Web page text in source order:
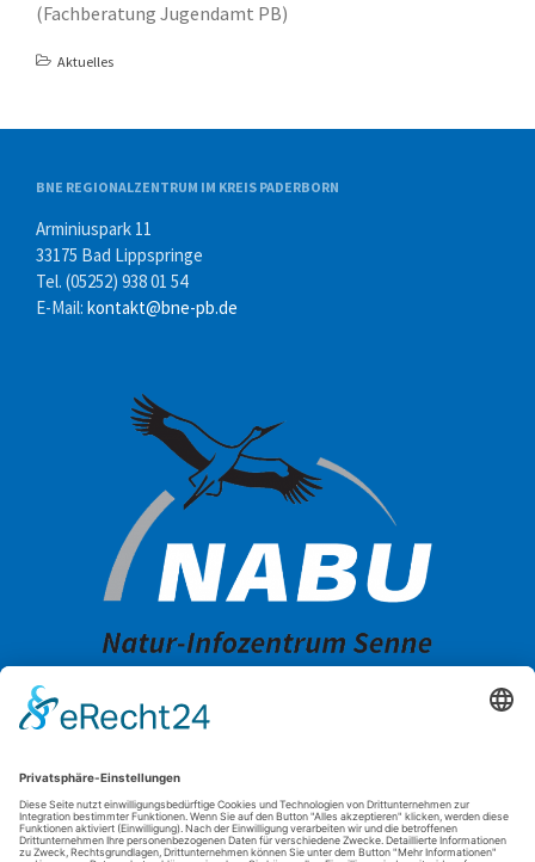
(Fachberatung Jugendamt PB)
Aktuelles
BNE REGIONALZENTRUM IM KREIS PADERBORN
Arminiuspark 11
33175 Bad Lippspringe
Tel. (05252) 938 01 54
E-Mail: kontakt@bne-pb.de
GEFÖRDERT DURCH DAS: